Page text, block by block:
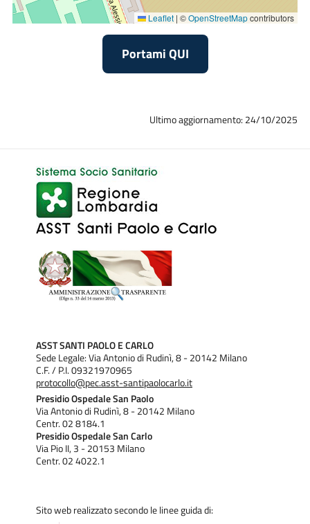
• Spasticità.
Leaflet | ©OpenStreetMapcontributors
Portami QUI
Ultimo aggiornamento: 24/10/2025
ASST SANTI PAOLO E CARLO
Sede Legale: Via Antonio di Rudinì, 8 - 20142 Milano
C.F. / P.I. 09321970965
protocollo@pec.asst-santipaolocarlo.it
Presidio Ospedale San Paolo
Via Antonio di Rudinì, 8 - 20142 Milano
Centr. 02 8184.1
Presidio Ospedale San Carlo
Via Pio II, 3 - 20153 Milano
Centr. 02 4022.1
Sito web realizzato secondo le linee guida di: